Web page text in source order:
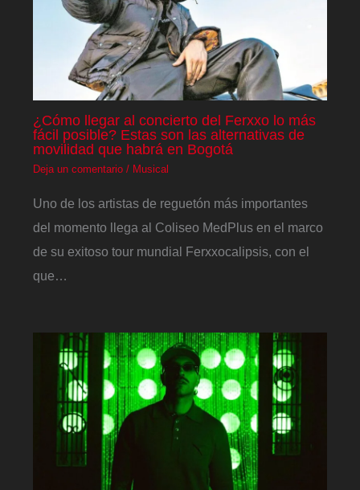
¿Cómo llegar al concierto del Ferxxo lo más
fácil posible? Estas son las alternativas de
movilidad que habrá en Bogotá
Deja un comentario / Musical
Uno de los artistas de reguetón más importantes
del momento llega al Coliseo MedPlus en el marco
de su exitoso tour mundial Ferxxocalipsis, con el
que…